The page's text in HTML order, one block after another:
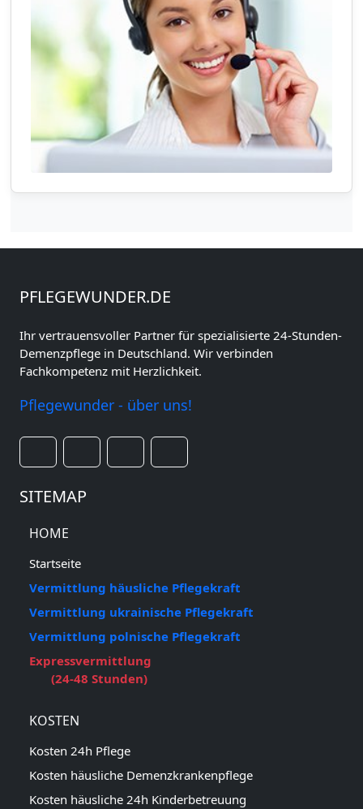
PFLEGEWUNDER.DE
Ihr vertrauensvoller Partner für spezialisierte 24-Stunden-
Demenzpflege in Deutschland. Wir verbinden
Fachkompetenz mit Herzlichkeit.
Pflegewunder - über uns!
SITEMAP
HOME
Startseite
Vermittlung häusliche Pflegekraft
Vermittlung ukrainische Pflegekraft
Vermittlung polnische Pflegekraft
Expressvermittlung
(24-48 Stunden)
KOSTEN
Kosten 24h Pflege
Kosten häusliche Demenzkrankenpflege
Kosten häusliche 24h Kinderbetreuung